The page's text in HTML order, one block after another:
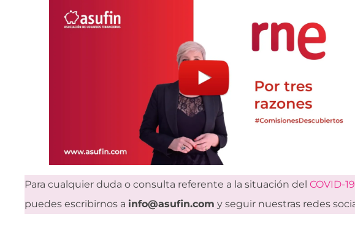
Para cualquier duda o consulta referente a la situación del COVID-19
puedes escribirnos a info@asufin.com y seguir nuestras redes